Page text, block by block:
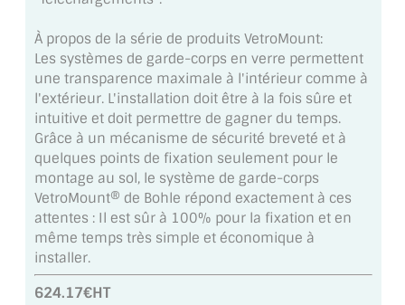
ACCESSOIRES & QUINCAILLERIE
CATALOGUE DE PROFILS ET FIXATION DU
VERRE
LES FIXATIONS POUR MIROIR
LES PROFILS PAROI DE VERRE
VITRINE EN VERRE
CONNECTEURS ET ASSEMBLAGE DE VERRES
PLATS ET CORNIÈRES
À propos de la série de produits VetroMount:
Les systèmes de garde-corps en verre permettent
une transparence maximale à l'intérieur comme à
l'extérieur. L'installation doit être à la fois sûre et
intuitive et doit permettre de gagner du temps.
Grâce à un mécanisme de sécurité breveté et à
quelques points de fixation seulement pour le
montage au sol, le système de garde-corps
VetroMount® de Bohle répond exactement à ces
attentes : Il est sûr à 100% pour la fixation et en
même temps très simple et économique à
installer.
624.17€HT